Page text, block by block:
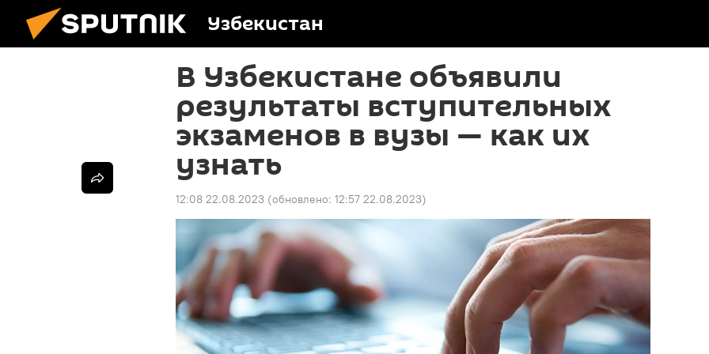
Узбекистан
В Узбекистане объявили
результаты вступительных
экзаменов в вузы — как их
узнать
12:08 22.08.2023 (обновлено: 12:57 22.08.2023)